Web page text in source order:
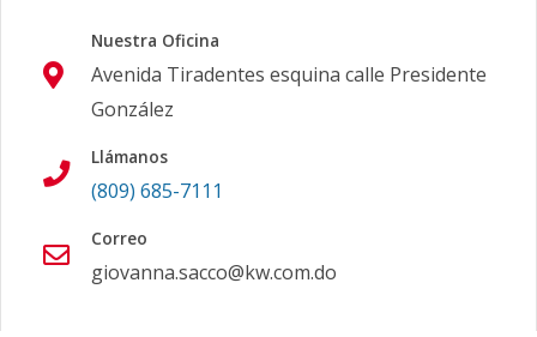
Nuestra Oficina
Avenida Tiradentes esquina calle Presidente
González
Llámanos
(809) 685-7111
Correo
giovanna.sacco@kw.com.do